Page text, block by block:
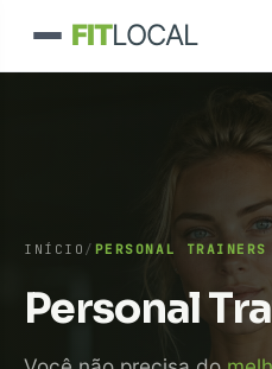
FITLOCAL
INÍCIO / PERSONAL TRAINERS
Personal